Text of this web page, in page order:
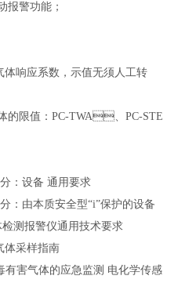
警功能；
响应系数，示值无须人工转
限值：PC-TWA、PC-STE
：设备 通用要求
：由本质安全型“i”保护的设备
测报警仪通用技术要求
体采样指南
害气体的应急监测 电化学传感